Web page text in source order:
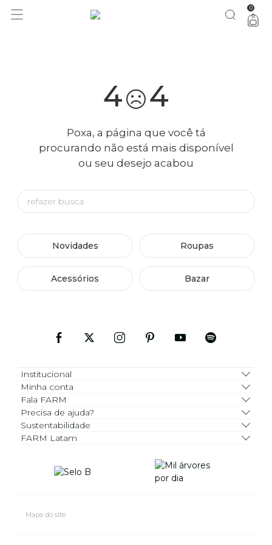
você merece 30% OFF pra comemorar com a gente aproveita! 0
4 4
Poxa, a página que você tá
procurando não está mais disponível
ou seu desejo acabou
Novidades Roupas
Acessórios Bazar
Institucional
Minha conta
Fala FARM
Precisa de ajuda?
Sustentabilidade
FARM Latam
Mapa do site